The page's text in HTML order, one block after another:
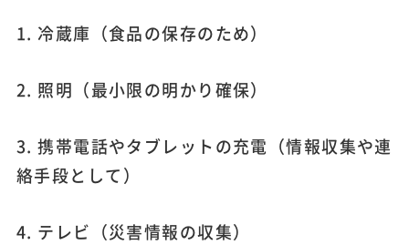
1. 冷蔵庫（食品の保存のため）
2. 照明（最小限の明かり確保）
3. 携帯電話やタブレットの充電（情報収集や連
絡手段として）
4. テレビ（災害情報の収集）